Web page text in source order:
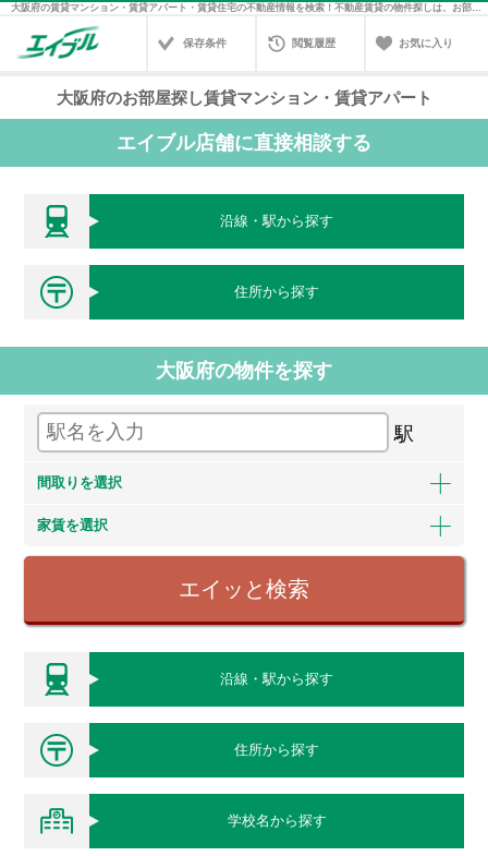
大阪府の賃貸マンション・賃貸アパート・賃貸住宅の不動産情報を検索！不動産賃貸の物件探しは、お部屋探しのエイブル
保存条件 閲覧履歴 お気に入り
大阪府のお部屋探し賃貸マンション・賃貸アパート
エイブル店舗に直接相談する
沿線・駅から探す
住所から探す
大阪府の物件を探す
駅
間取りを選択
家賃を選択
エイッと検索
沿線・駅から探す
住所から探す
学校名から探す